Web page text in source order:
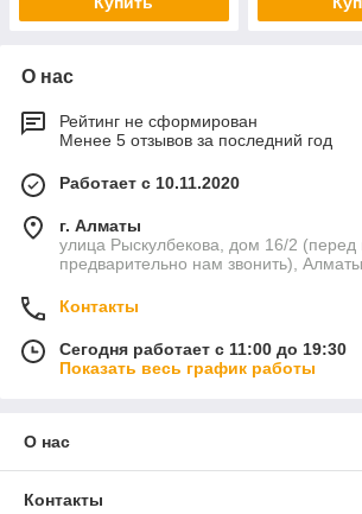
О нас
Рейтинг не сформирован
Менее 5 отзывов за последний год
Работает с 10.11.2020
г. Алматы
улица Рыскулбекова, дом 16/2
предварительно нам звонить),
Контакты
Сегодня работает с 11:00 до 19:30
Показать весь график работы
О нас
Контакты